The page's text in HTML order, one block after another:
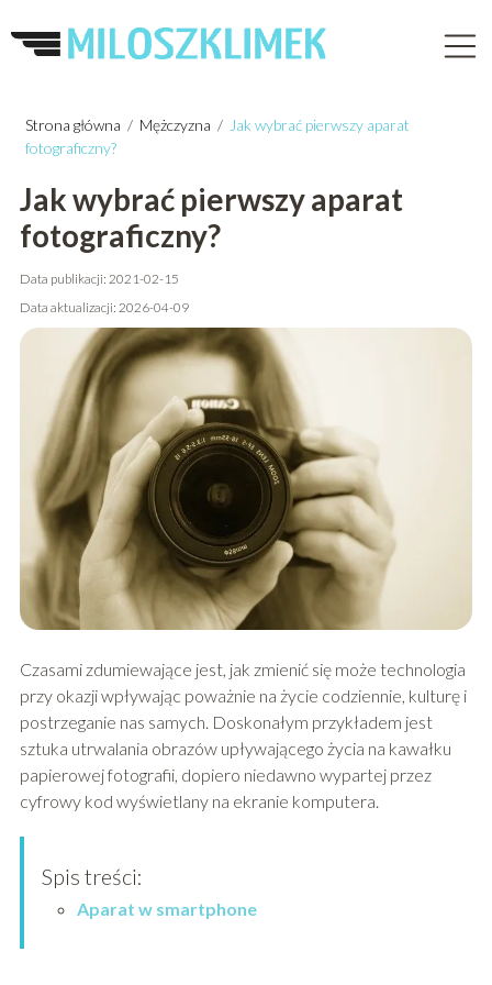
Strona główna / Mężczyzna / Jak wybrać pierwszy aparat
fotograficzny?
Jak wybrać pierwszy aparat
fotograficzny?
Data publikacji: 2021-02-15
Data aktualizacji: 2026-04-09
Czasami zdumiewające jest, jak zmienić się może technologia
przy okazji wpływając poważnie na życie codziennie, kulturę i
postrzeganie nas samych. Doskonałym przykładem jest
sztuka utrwalania obrazów upływającego życia na kawałku
papierowej fotografii, dopiero niedawno wypartej przez
cyfrowy kod wyświetlany na ekranie komputera.
Spis treści:
Aparat w smartphone